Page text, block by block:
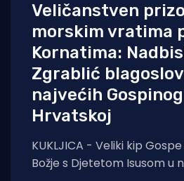
Veličanstven
morskim vratima
Kornatima:
Zgrablić
najvećih
Hrvatskoj
KUKLJICA - Veliki kip
Božje s Djetetom Isusom u